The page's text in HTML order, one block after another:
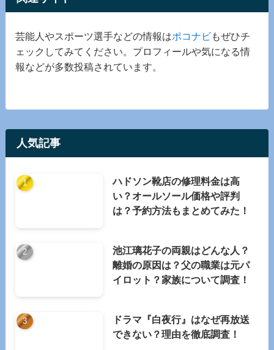
芸能人やスポーツ選手などの情報はポコナビもぜひチ
ェックしてみてください。プロフィールや気になる情
報などが多数投稿されています。
人気記事
ハドソン靴店の修理料金は高
い？オールソール価格や評判
は？予約方法もまとめてみた！
池江璃花子の両親はどんな人？
離婚の原因は？父の職業は元パ
イロット？家族について調査！
ドラマ『白夜行』はなぜ再放送
できない？理由を徹底調査！